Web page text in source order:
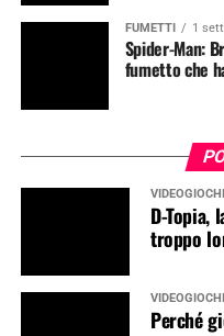
FUMETTI 1
Spider-Man:
fumetto che
VIDEOGIOCHI
D-Topia,
troppo
VIDEOGIOCHI
Perché